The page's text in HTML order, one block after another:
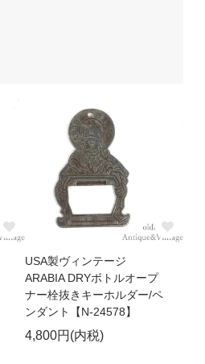
USA製ヴィンテージ
ARABIA DRYボトルオープ
ナー栓抜きキーホルダー/ペ
ンダント【N-24578】
4,800円(内税)